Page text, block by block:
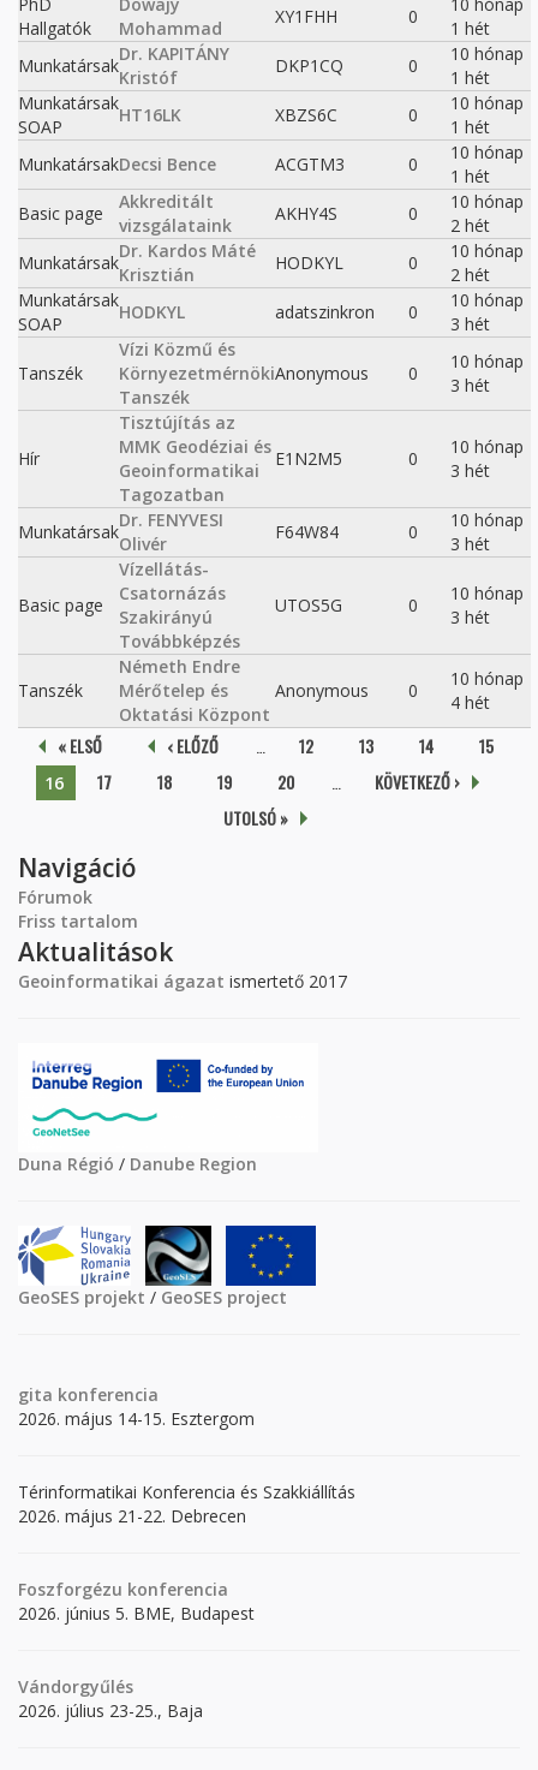
Hallgatók
Mohammad
XY1FHH 0
1 hét
Munkatársak
Dr. KAPITÁNY
Kristóf
DKP1CQ 0
10 hónap
1 hét
Munkatársak
SOAP
HT16LK XBZS6C 0
10 hónap
1 hét
MunkatársakDecsi Bence ACGTM3 0
10 hónap
1 hét
Basic page
Akkreditált
vizsgálataink
AKHY4S 0
10 hónap
2 hét
Munkatársak
Dr. Kardos Máté
Krisztián
HODKYL 0
10 hónap
2 hét
Munkatársak
SOAP
HODKYL adatszinkron 0
10 hónap
3 hét
Tanszék
Vízi Közmű és
Környezetmérnöki
Tanszék
Anonymous 0
10 hónap
3 hét
Hír
Tisztújítás az
MMK Geodéziai és
Geoinformatikai
Tagozatban
E1N2M5 0
10 hónap
3 hét
Munkatársak
Dr. FENYVESI
Olivér
F64W84 0
10 hónap
3 hét
Basic page
Vízellátás-
Csatornázás
Szakirányú
Továbbképzés
UTOS5G 0
10 hónap
3 hét
Tanszék
Németh Endre
Mérőtelep és
Oktatási Központ
Anonymous 0
10 hónap
4 hét
Oldalak
« ELSŐ ‹ ELŐZŐ 12 13 14 15
16 17 18 19 20
KÖVETKEZŐ ›
UTOLSÓ »
Navigáció
Fórumok
Friss tartalom
Aktualitások
Geoinformatikai ágazat ismertető 2017
Duna Régió / Danube Region
GeoSES projekt / GeoSES project
gita konferencia
2026. május 14-15. Esztergom
Térinformatikai Konferencia és Szakkiállítás
2026. május 21-22. Debrecen
Foszforgézu konferencia
2026. június 5. BME, Budapest
Vándorgyűlés
2026. július 23-25., Baja